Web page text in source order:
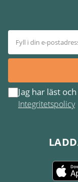
Jag har läst
Integritetspolicy